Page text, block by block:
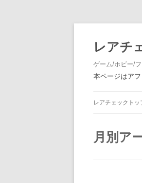
レアチ
ゲーム/ホビー/
本ページはア
レアチェックトッ
月別ア